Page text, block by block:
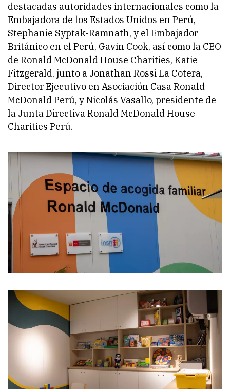
destacadas autoridades internacionales como la
Embajadora de los Estados Unidos en Perú,
Stephanie Syptak-Ramnath, y el Embajador
Británico en el Perú, Gavin Cook, así como la CEO
de Ronald McDonald House Charities, Katie
Fitzgerald, junto a Jonathan Rossi La Cotera,
Director Ejecutivo en Asociación Casa Ronald
McDonald Perú, y Nicolás Vasallo, presidente de
la Junta Directiva Ronald McDonald House
Charities Perú.